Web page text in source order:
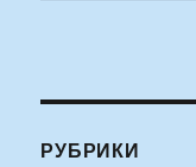
РУБРИКИ